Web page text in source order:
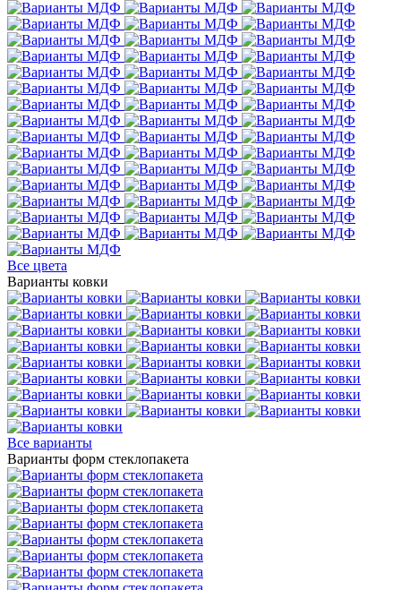
Все цвета
Варианты ковки
Все варианты
Варианты форм стеклопакета